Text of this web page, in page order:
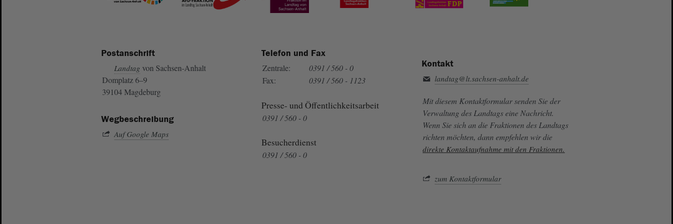
Postanschrift
Landtag von Sachsen-Anhalt
Domplatz 6–9
39104 Magdeburg
Wegbeschreibung
Auf Google Maps
Telefon und Fax
Zentrale:
0391 / 560 - 0
Fax:
0391 / 560 - 1123
Presse- und Öffentlichkeitsarbeit
0391 / 560 - 0
Besucherdienst
0391 / 560 - 0
Kontakt
landtag@lt.sachsen-anhalt.de
Mit diesem Kontaktformular senden Sie der
Verwaltung des Landtags eine Nachricht.
Wenn Sie sich an die Fraktionen des Landtags
richten möchten, dann empfehlen wir die
direkte Kontaktaufnahme mit den Fraktionen.
zum Kontaktformular